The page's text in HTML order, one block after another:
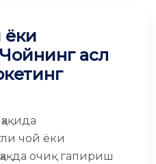
ёки
асл
чой ёки
очиқ гапириш